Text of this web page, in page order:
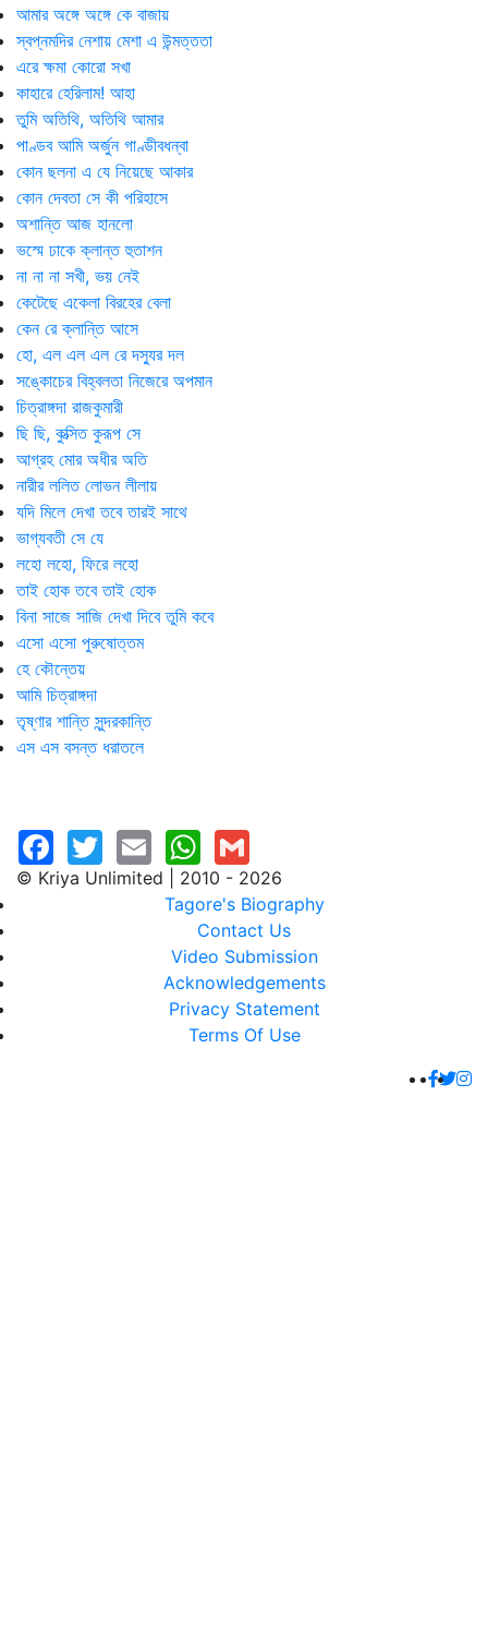
আমার অঙ্গে অঙ্গে কে বাজায়
স্বপ্নমদির নেশায় মেশা এ উন্মত্ততা
এরে ক্ষমা কোরো সখা
কাহারে হেরিলাম! আহা
তুমি অতিথি, অতিথি আমার
পাণ্ডব আমি অর্জুন গাণ্ডীবধন্বা
কোন ছলনা এ যে নিয়েছে আকার
কোন দেবতা সে কী পরিহাসে
অশান্তি আজ হানলো
ভস্মে ঢাকে ক্লান্ত হুতাশন
না না না সখী, ভয় নেই
কেটেছে একেলা বিরহের বেলা
কেন রে ক্লান্তি আসে
হো, এল এল এল রে দস্যুর দল
সঙ্কোচের বিহ্বলতা নিজেরে অপমান
চিত্রাঙ্গদা রাজকুমারী
ছি ছি, কুত্সিত কুরূপ সে
আগ্রহ মোর অধীর অতি
নারীর ললিত লোভন লীলায়
যদি মিলে দেখা তবে তারই সাথে
ভাগ্যবতী সে যে
লহো লহো, ফিরে লহো
তাই হোক তবে তাই হোক
বিনা সাজে সাজি দেখা দিবে তুমি কবে
এসো এসো পুরুষোত্তম
হে কৌন্তেয়
আমি চিত্রাঙ্গদা
তৃষ্ণার শান্তি সুন্দরকান্তি
এস এস বসন্ত ধরাতলে
© Kriya Unlimited | 2010 - 2026
Tagore's Biography
Contact Us
Video Submission
Acknowledgements
Privacy Statement
Terms Of Use